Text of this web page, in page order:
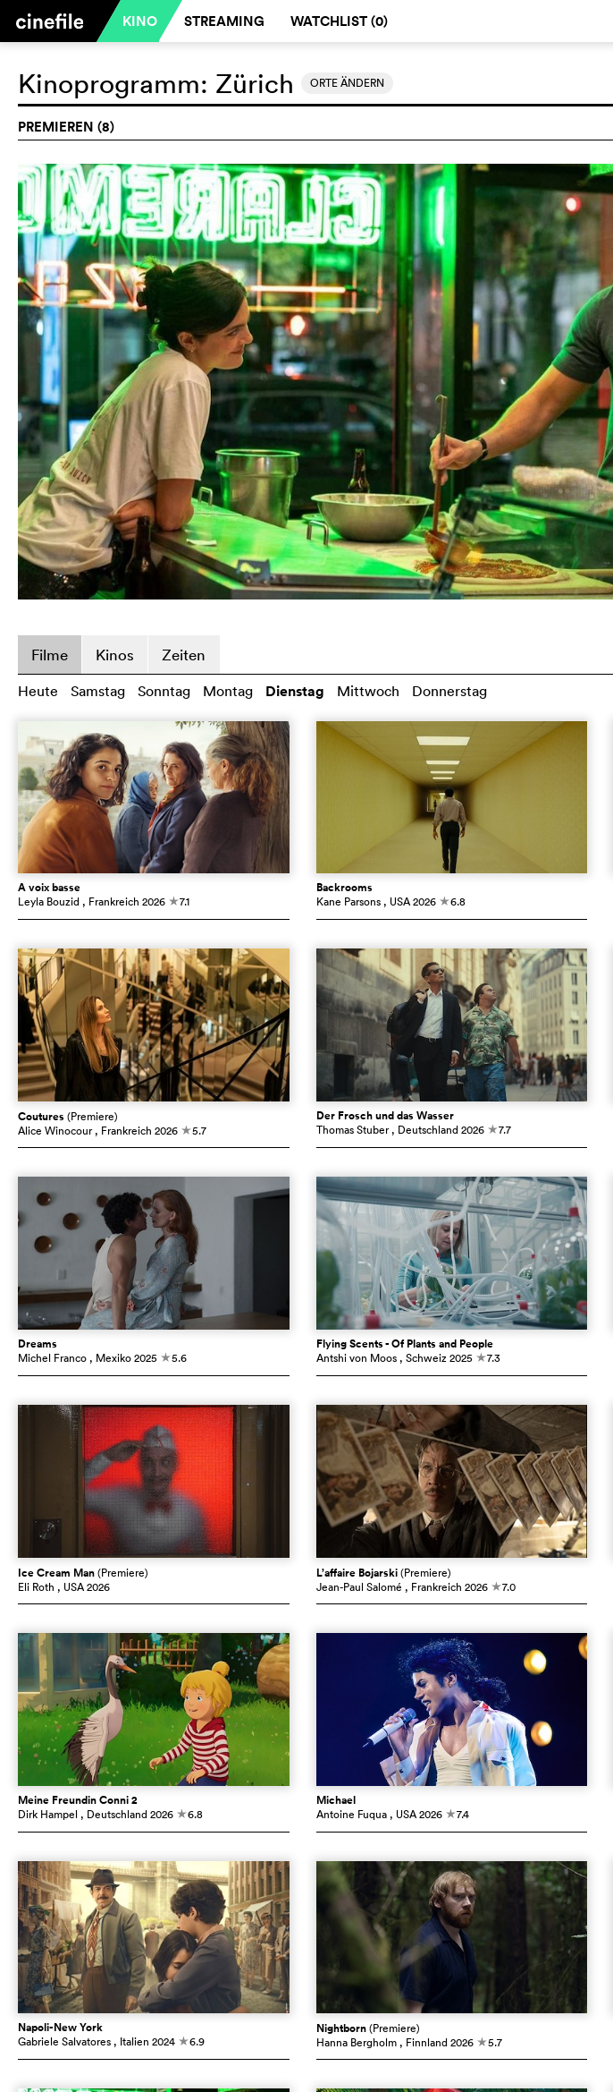
KINO STREAMING WATCHLIST (0)
Kinoprogramm: Zürich ORTE ÄNDERN
PREMIEREN (8)
Filme Kinos Zeiten
Heute Samstag Sonntag Montag Dienstag Mittwoch Donnerstag
À voix basse
Leyla Bouzid , Frankreich 2026 c7.1
Backrooms
Kane Parsons , USA 2026 c6.8
Coutures (Premiere)
Alice Winocour , Frankreich 2026 c5.7
Der Frosch und das Wasser
Thomas Stuber , Deutschland 2026 c7.7
Dreams
Michel Franco , Mexiko2025 c5.6
Flying Scents - Of Plants and People
Antshi von Moos , Schweiz 2025 c7.3
Ice Cream Man(Premiere)
Eli Roth , USA2026
L’affaire Bojarski(Premiere)
Jean-Paul Salomé , Frankreich 2026 c7.0
Meine Freundin Conni 2
Dirk Hampel , Deutschland2026 c6.8
Michael
Antoine Fuqua , USA 2026 c7.4
Napoli-New York
Gabriele Salvatores , Italien 2024 c6.9
Nightborn(Premiere)
Hanna Bergholm , Finnland 2026 c5.7